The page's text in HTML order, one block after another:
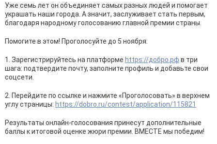
Уже семь лет он объединяет самых разных людей и помогает
украшать наши города. А значит, заслуживает стать первым,
благодаря народному голосованию главной премии страны.
Помогите в этом! Проголосуйте до 5 ноября:
1. Зарегистрируйтесь на платформе https://добро.рф в три
шага: подтвердите почту, заполните профиль и добавьте свои
соцсети.
2. Перейдите по ссылке и нажмите «Проголосовать» в верхнем
углу страницы: https://dobro.ru/contest/application/115821
Результаты онлайн-голосования принесут дополнительные
баллы к итоговой оценке жюри премии. ВМЕСТЕ мы победим!